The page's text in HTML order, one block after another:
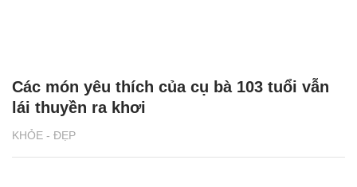
KHỎE - ĐẸP
Các món yêu thích của cụ bà 103 tuổi vẫn
lái thuyền ra khơi